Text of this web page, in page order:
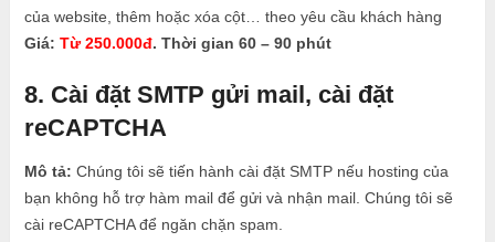
của website, thêm hoặc xóa cột… theo yêu cầu khách hàng
Giá: Từ 250.000đ. Thời gian 60 – 90 phút
8. Cài đặt SMTP gửi mail, cài đặt
reCAPTCHA
Mô tả: Chúng tôi sẽ tiến hành cài đặt SMTP nếu hosting của
bạn không hỗ trợ hàm mail để gửi và nhận mail. Chúng tôi sẽ
cài reCAPTCHA để ngăn chặn spam.